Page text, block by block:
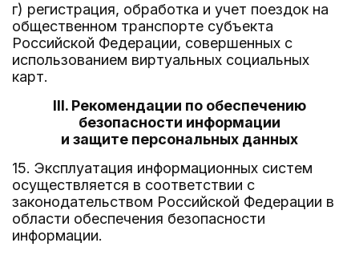
г) регистрация, обработка и учет поездок на
общественном транспорте субъекта
Российской Федерации, совершенных с
использованием виртуальных социальных
карт.
III. Рекомендации по обеспечению
безопасности информации
и защите персональных данных
15. Эксплуатация информационных систем
осуществляется в соответствии с
законодательством Российской Федерации в
области обеспечения безопасности
информации.